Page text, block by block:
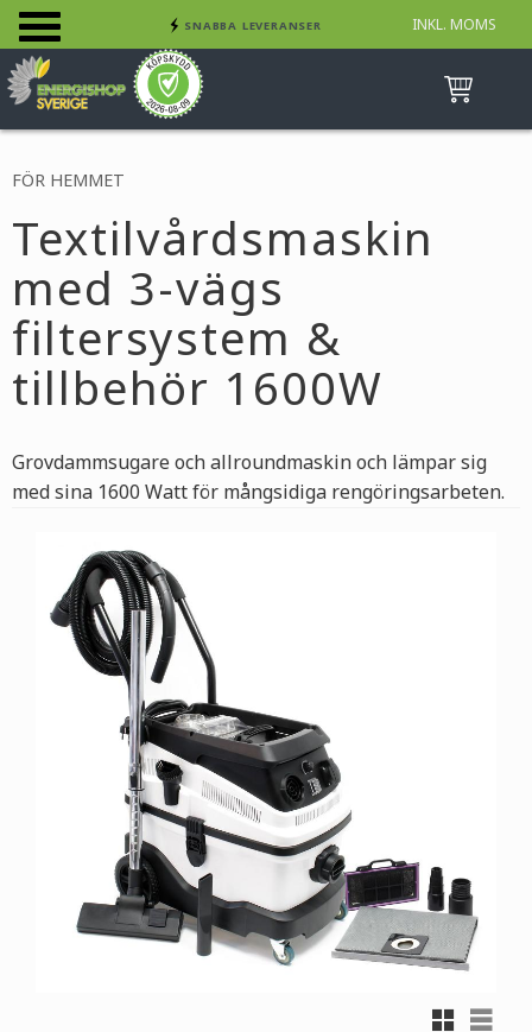
Meny
INKL. MOMS
SNABBA LEVERANSER
BETALA SÄKERT MED KORT, FAKTURA &
SWISH
FÖR HEMMET
Textilvårdsmaskin
med 3-vägs
filtersystem &
tillbehör 1600W
Grovdammsugare och allroundmaskin och lämpar sig
med sina 1600 Watt för mångsidiga rengöringsarbeten.
Rutnätsvy
Listvy